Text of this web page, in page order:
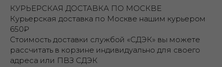
КУРЬЕРСКАЯ ДОСТАВКА ПО МОСКВЕ
Курьерская доставка по Москве нашим курьером
650₽
Стоимость доставки службой «СДЭК» вы можете
рассчитать в корзине индивидуально для своего
адреса или ПВЗ СДЭК